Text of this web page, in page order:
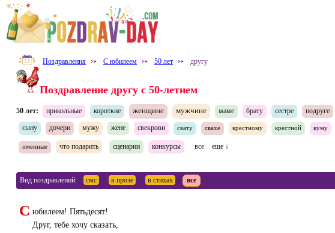
Поздравления ⤐ С юбилеем ⤐ 50 лет ⤐ другу
Поздравление другу с 50-летием
50 лет: прикольные короткие женщине мужчине маме брату сестре подруге
сыну дочери мужу жене свекрови свату свахе крестному крестной куму
именные что подарить сценарии конкурсы все еще ↓
Вид поздравлений: смс в прозе в стихах все
С юбилеем! Пятьдесят!
Друг, тебе хочу сказать,